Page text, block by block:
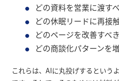
どの資料を営業に渡す
どの休眠リードに再接
どのページを改善すべ
どの商談化パターンを
これらは、AIに丸投げするというよ